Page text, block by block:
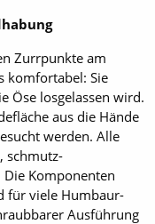
Zurrpunkte am
komfortabel: Sie
Öse losgelassen wird.
aus die Hände
werden. Alle
schmutz­
Komponenten
für viele Humbaur-
Ausführung